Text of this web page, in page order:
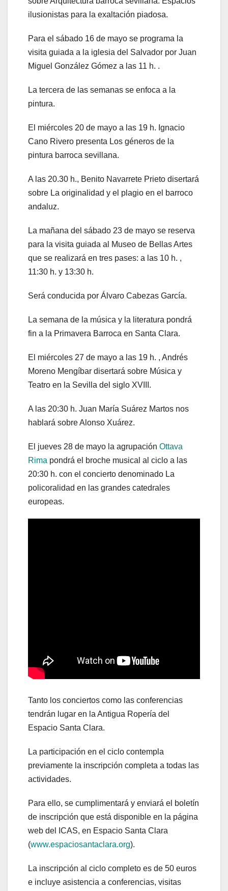
ilusionistas para la exaltación piadosa.
Para el sábado 16 de mayo se programa la
visita guiada a la iglesia del Salvador por Juan
Miguel González Gómez a las 11 h. .
La tercera de las semanas se enfoca a la
pintura.
El miércoles 20 de mayo a las 19 h. Ignacio
Cano Rivero presenta Los géneros de la
pintura barroca sevillana.
A las 20.30 h., Benito Navarrete Prieto disertará
sobre La originalidad y el plagio en el barroco
andaluz.
La mañana del sábado 23 de mayo se reserva
para la visita guiada al Museo de Bellas Artes
que se realizará en tres pases: a las 10 h. ,
11:30 h. y 13:30 h.
Será conducida por Álvaro Cabezas García.
La semana de la música y la literatura pondrá
fin a la Primavera Barroca en Santa Clara.
El miércoles 27 de mayo a las 19 h. , Andrés
Moreno Mengíbar disertará sobre Música y
Teatro en la Sevilla del siglo XVIII.
A las 20:30 h. Juan María Suárez Martos nos
hablará sobre Alonso Xuárez.
El jueves 28 de mayo la agrupación Ottava
Rima pondrá el broche musical al ciclo a las
20:30 h. con el concierto denominado La
policoralidad en las grandes catedrales
europeas.
Tanto los conciertos como las conferencias
tendrán lugar en la Antigua Ropería del
Espacio Santa Clara.
La participación en el ciclo contempla
previamente la inscripción completa a todas las
actividades.
Para ello, se cumplimentará y enviará el boletín
de inscripción que está disponible en la página
web del ICAS, en Espacio Santa Clara
(www.espaciosantaclara.org).
La inscripción al ciclo completo es de 50 euros
e incluye asistencia a conferencias, visitas